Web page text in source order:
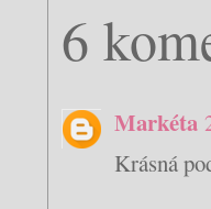
6
Markéta
Krásná